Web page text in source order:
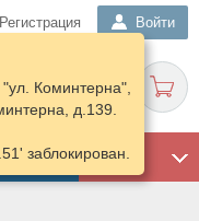
Регистрация Войти
ГАРАЖ
Коминтерна",
д.139.
заблокирован.